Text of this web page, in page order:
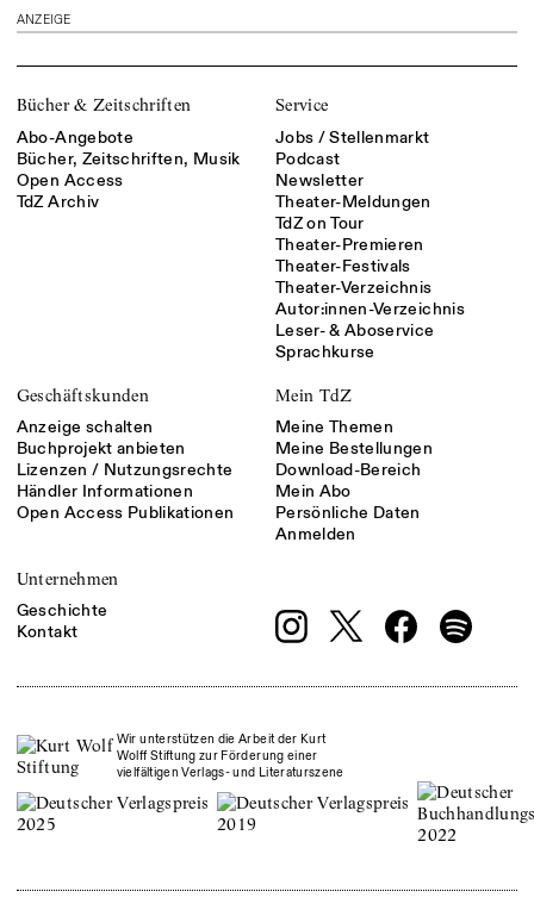
ANZEIGE
Bücher & Zeitschriften
Abo-Angebote
Bücher, Zeitschriften, Musik
Open Access
TdZ Archiv
Service
Jobs / Stellenmarkt
Podcast
Newsletter
Theater-Meldungen
TdZ on Tour
Theater-Premieren
Theater-Festivals
Theater-Verzeichnis
Autor:innen-Verzeichnis
Leser- & Aboservice
Sprachkurse
Geschäftskunden
Anzeige schalten
Buchprojekt anbieten
Lizenzen / Nutzungsrechte
Händler Informationen
Open Access Publikationen
Mein TdZ
Meine Themen
Meine Bestellungen
Download-Bereich
Mein Abo
Persönliche Daten
Anmelden
Unternehmen
Geschichte
Kontakt
Wir unterstützen die Arbeit der Kurt
Wolff Stiftung zur Förderung einer
vielfältigen Verlags- und Literaturszene